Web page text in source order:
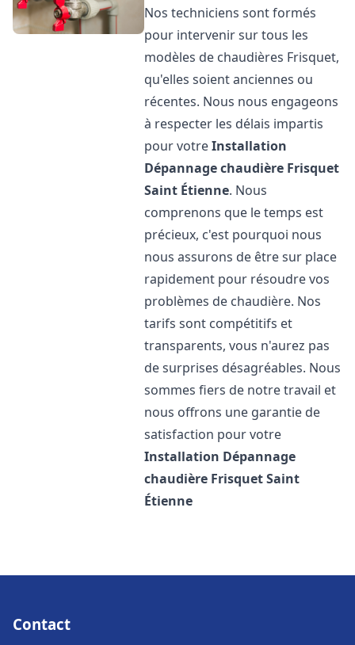
Nos techniciens sont formés
pour intervenir sur tous les
modèles de chaudières Frisquet,
qu'elles soient anciennes ou
récentes. Nous nous engageons
à respecter les délais impartis
pour votreInstallation
Dépannage chaudière Frisquet
Saint Étienne. Nous
comprenons que le temps est
précieux, c'est pourquoi nous
nous assurons de être sur place
rapidement pour résoudre vos
problèmes de chaudière. Nos
tarifs sont compétitifs et
transparents, vous n'aurez pas
de surprises désagréables. Nous
sommes fiers de notre travail et
nous offrons une garantie de
satisfaction pour votre
Installation Dépannage
chaudière FrisquetSaint
Étienne
Contact